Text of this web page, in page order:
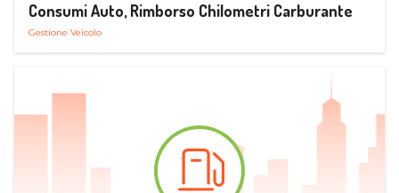
Consumi Auto, Rimborso Chilometri Carburante
Gestione Veicolo